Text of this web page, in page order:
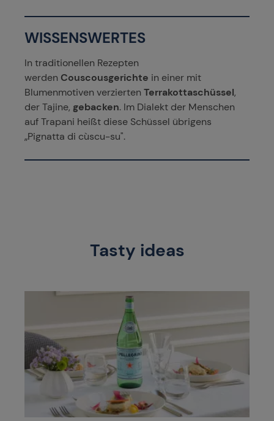
WISSENSWERTES
In traditionellen Rezepten
werden Couscousgerichte in einer mit
Blumenmotiven verzierten Terrakottaschüssel,
der Tajine, gebacken. Im Dialekt der Menschen
auf Trapani heißt diese Schüssel übrigens
„Pignatta di cùscu-su".
Tasty ideas